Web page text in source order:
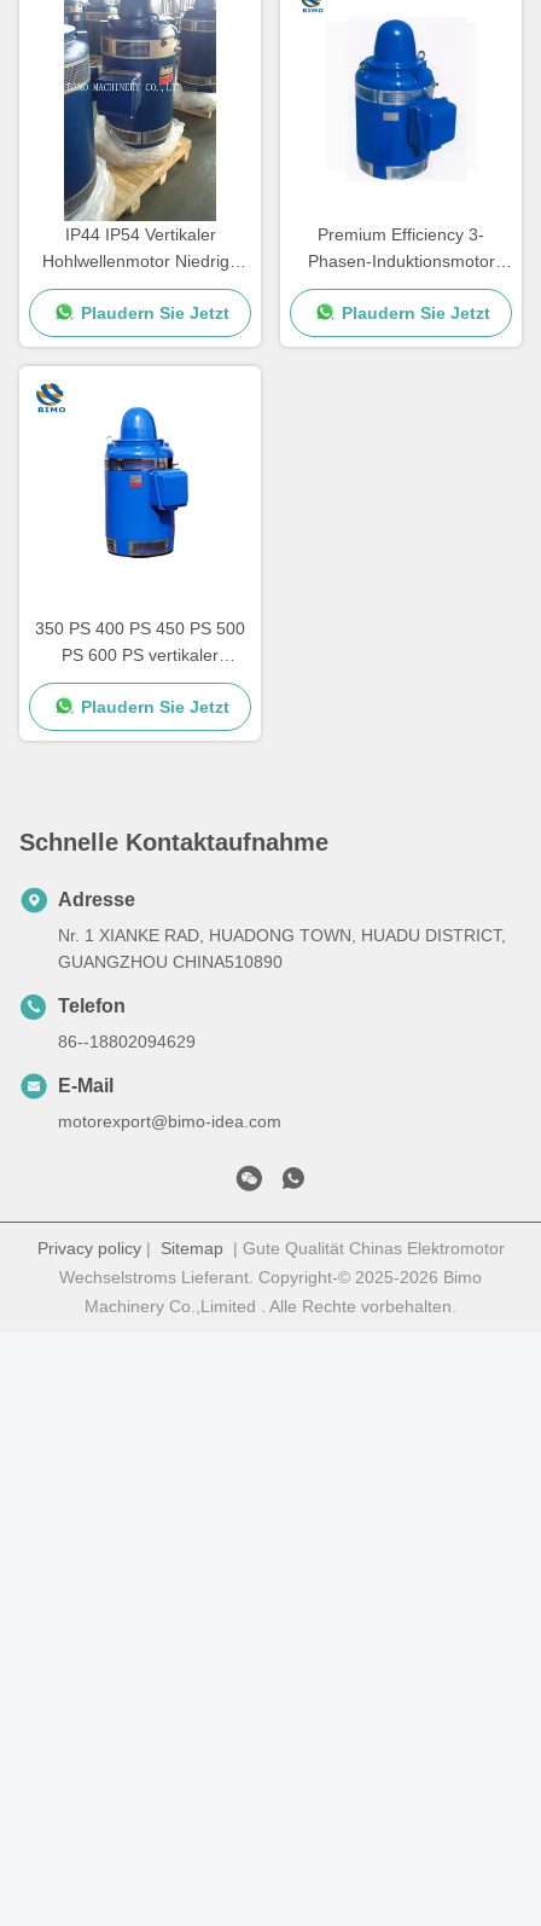
IP44 IP54 Vertikaler
Hohlwellenmotor Niedrige
Vibration 380V 660V
Plaudern Sie Jetzt
Premium Efficiency 3-
Phasen-Induktionsmotor
30kw 380V 660V VHS-Motor
Plaudern Sie Jetzt
350 PS 400 PS 450 PS 500
PS 600 PS vertikaler
Hohlwellenmotor nach
IEC/NEMA-Standard
Plaudern Sie Jetzt
Schnelle Kontaktaufnahme
Adresse
Nr. 1 XIANKE RAD, HUADONG TOWN, HUADU DISTRICT,
GUANGZHOU CHINA510890
Telefon
86--18802094629
E-Mail
motorexport@bimo-idea.com
Privacy policy| Sitemap| Gute Qualität Chinas Elektromotor
Wechselstroms Lieferant. Copyright-© 2025-2026 Bimo
Machinery Co.,Limited . Alle Rechte vorbehalten.